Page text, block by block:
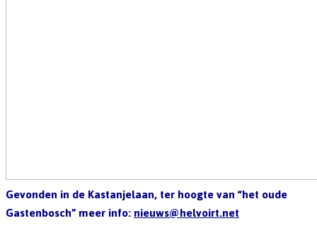
Gevonden in de Kastanjelaan, ter hoogte van “het oude
Gastenbosch” meer info:nieuws@helvoirt.net